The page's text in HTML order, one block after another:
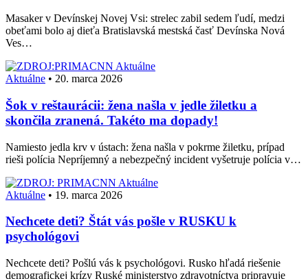
Masaker v Devínskej Novej Vsi: strelec zabil sedem ľudí, medzi
obeťami bolo aj dieťa Bratislavská mestská časť Devínska Nová
Ves…
Aktuálne
Aktuálne • 20. marca 2026
Šok v reštaurácii: žena našla v jedle žiletku a
skončila zranená. Takéto ma dopady!
Namiesto jedla krv v ústach: žena našla v pokrme žiletku, prípad
rieši polícia Nepríjemný a nebezpečný incident vyšetruje polícia v…
Aktuálne
Aktuálne • 19. marca 2026
Nechcete deti? Štát vás pošle v RUSKU k
psychológovi
Nechcete deti? Pošlú vás k psychológovi. Rusko hľadá riešenie
demografickej krízy Ruské ministerstvo zdravotníctva pripravuje